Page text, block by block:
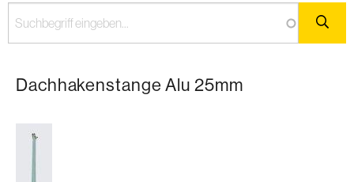
Dachhakenstange Alu 25mm